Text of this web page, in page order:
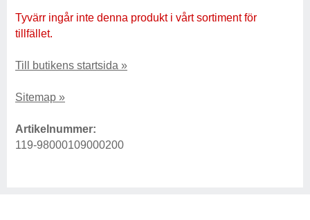
Tyvärr ingår inte denna produkt i vårt sortiment för
tillfället.
Till butikens startsida »
Sitemap »
Artikelnummer:
119-98000109000200